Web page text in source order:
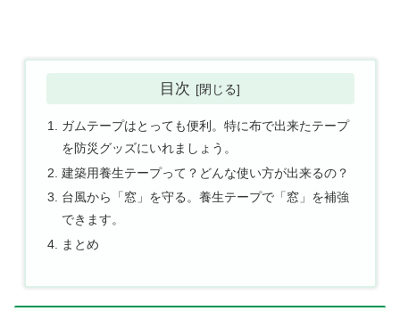
目次
ガムテープはとっても便利。特に布で出来たテープ
を防災グッズにいれましょう。
建築用養生テープって？どんな使い方が出来るの？
台風から「窓」を守る。養生テープで「窓」を補強
できます。
まとめ